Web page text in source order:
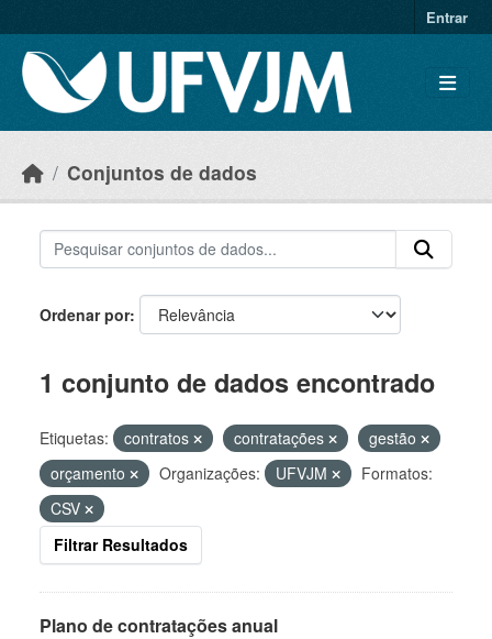
Entrar
Conjuntos de dados
Ordenar por
1 conjunto de dados encontrado
Etiquetas: contratos contratações
gestão
orçamento
Organizações: UFVJM
Formatos:
CSV
Filtrar Resultados
Plano de contratações anual